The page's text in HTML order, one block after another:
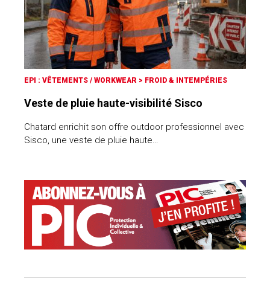
EPI : VÊTEMENTS / WORKWEAR > FROID & INTEMPÉRIES
Veste de pluie haute-visibilité Sisco
Chatard enrichit son offre outdoor professionnel avec
Sisco, une veste de pluie haute…